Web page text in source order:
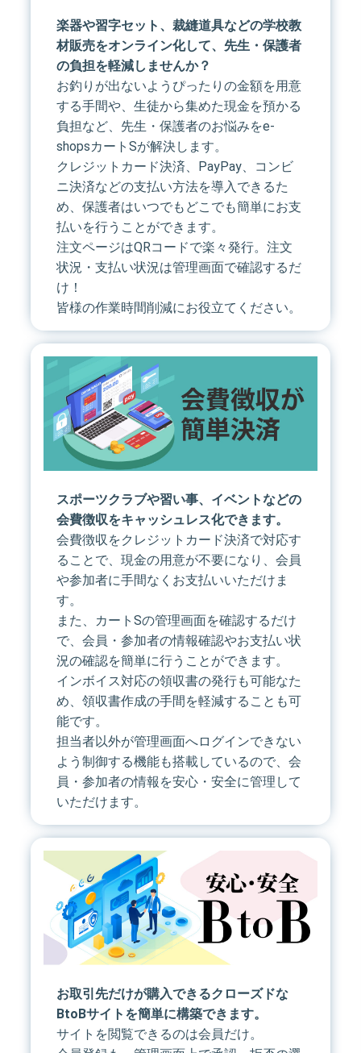
楽器や習字セット、裁縫道具などの学校教
材販売をオンライン化して、先生・保護者
の負担を軽減しませんか？
お釣りが出ないようぴったりの金額を用意
する手間や、生徒から集めた現金を預かる
負担など、先生・保護者のお悩みをe-
shopsカートSが解決します。
クレジットカード決済、PayPay、コンビ
ニ決済などの支払い方法を導入できるた
め、保護者はいつでもどこでも簡単にお支
払いを行うことができます。
注文ページはQRコードで楽々発行。注文
状況・支払い状況は管理画面で確認するだ
け！
皆様の作業時間削減にお役立てください。
スポーツクラブや習い事、イベントなどの
会費徴収をキャッシュレス化できます。
会費徴収をクレジットカード決済で対応す
ることで、現金の用意が不要になり、会員
や参加者に手間なくお支払いいただけま
す。
また、カートSの管理画面を確認するだけ
で、会員・参加者の情報確認やお支払い状
況の確認を簡単に行うことができます。
インボイス対応の領収書の発行も可能なた
め、領収書作成の手間を軽減することも可
能です。
担当者以外が管理画面へログインできない
よう制御する機能も搭載しているので、会
員・参加者の情報を安心・安全に管理して
いただけます。
お取引先だけが購入できるクローズドな
BtoBサイトを簡単に構築できます。
サイトを閲覧できるのは会員だけ。